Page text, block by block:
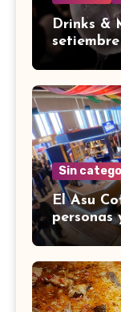
Drinks &
Sin
El Asu
personas